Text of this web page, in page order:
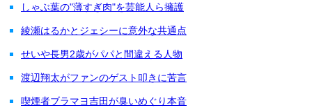
しゃぶ葉の"薄すぎ肉"を芸能人ら擁護
綾瀬はるかとジェシーに意外な共通点
せいや長男2歳がパパと間違える人物
渡辺翔太がファンのゲスト叩きに苦言
喫煙者ブラマヨ吉田が臭いめぐり本音